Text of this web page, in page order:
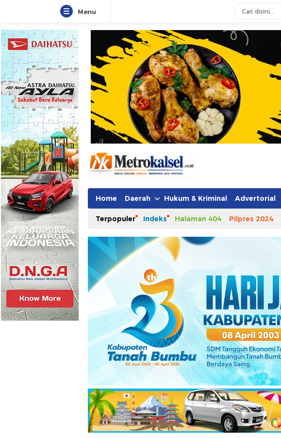
Menu
Home Daerah Hukum & Kriminal Advertorial
Terpopuler Indeks Halaman 404 Pilpres 2024